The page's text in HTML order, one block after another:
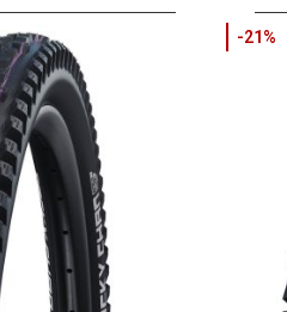
-21%